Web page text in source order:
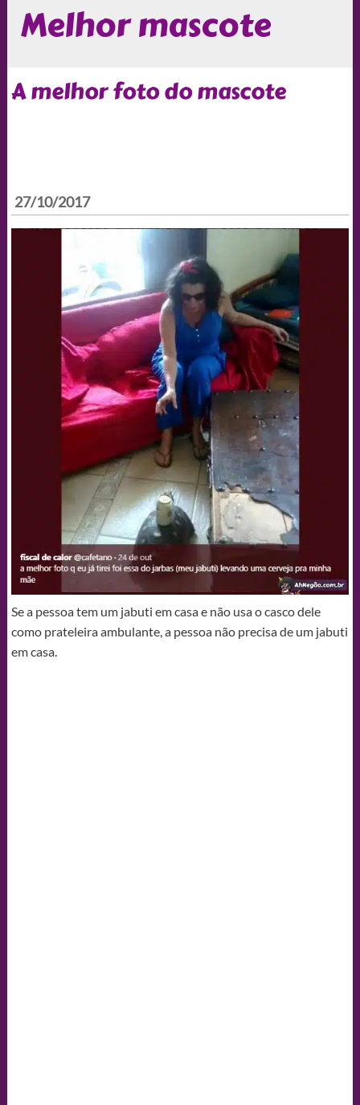
Melhor mascote
A melhor foto do mascote
27/10/2017
Se a pessoa tem um jabuti em casa e não usa o casco dele
como prateleira ambulante, a pessoa não precisa de um jabuti
em casa.